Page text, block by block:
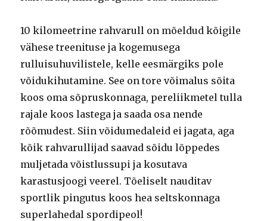
10 kilomeetrine rahvarull on mõeldud kõigile
vähese treenituse ja kogemusega
rulluisuhuvilistele, kelle eesmärgiks pole
võidukihutamine. See on tore võimalus sõita
koos oma sõpruskonnaga, pereliikmetel tulla
rajale koos lastega ja saada osa nende
rõõmudest. Siin võidumedaleid ei jagata, aga
kõik rahvarullijad saavad sõidu lõppedes
muljetada võistlussupi ja kosutava
karastusjoogi veerel. Tõeliselt nauditav
sportlik pingutus koos hea seltskonnaga
superlahedal spordipeol!